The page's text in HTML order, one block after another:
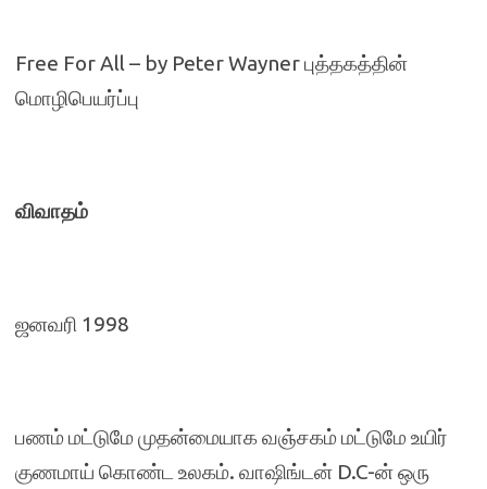
Free For All – by Peter Wayner புத்தகத்தின்
மொழிபெயர்ப்பு
விவாதம்
ஜனவரி 1998
பணம் மட்டுமே முதன்மையாக வஞ்சகம் மட்டுமே உயிர்
குணமாய் கொண்ட உலகம். வாஷிங்டன் D.C-ன் ஒரு